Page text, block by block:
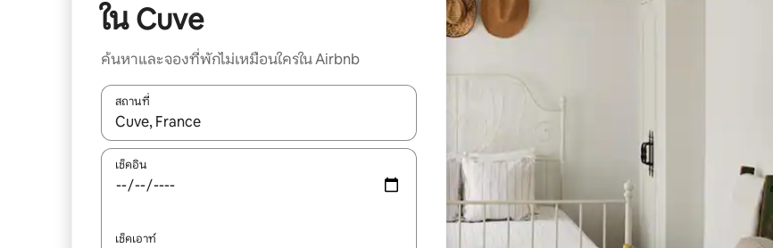
ใน Cuve
ค้นหาและจองที่พักไม่เหมือนใครใน Airbnb
สถานที่
ใช้ลูกศรขึ้นลง หรือใช้การสัมผัสหรือปัด เพื่อสำรวจผลการค้นหา
เช็คอิน
เช็คเอาท์